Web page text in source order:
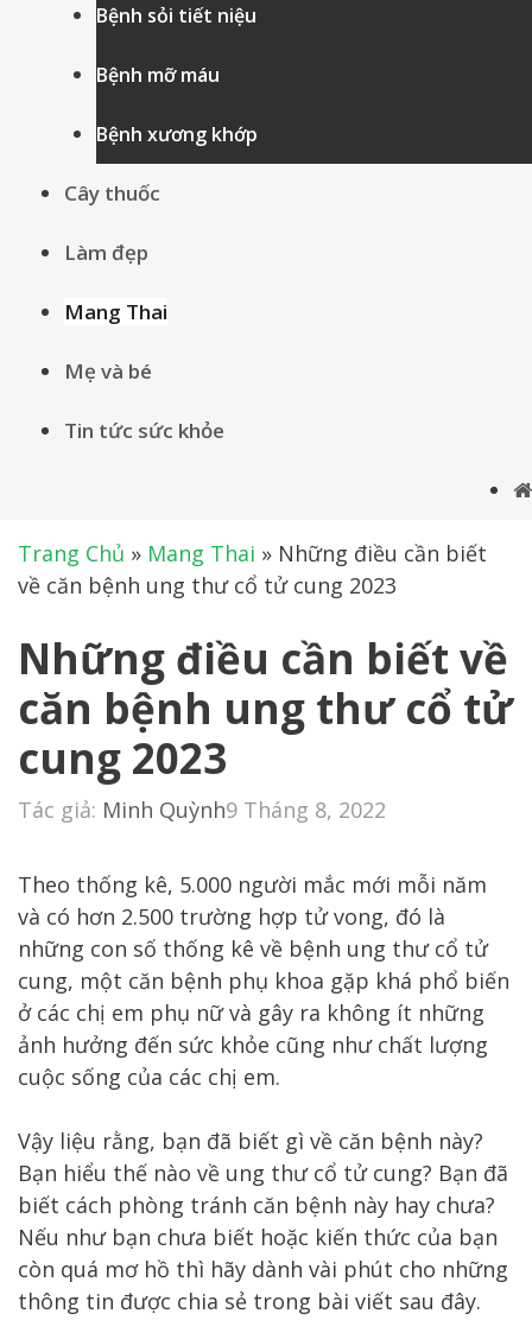
Bệnh sỏi tiết niệu
Bệnh mỡ máu
Bệnh xương khớp
Cây thuốc
Làm đẹp
Mang Thai
Mẹ và bé
Tin tức sức khỏe
Trang Chủ » Mang Thai » Những điều cần biết
về căn bệnh ung thư cổ tử cung 2023
Những điều cần biết về
căn bệnh ung thư cổ tử
cung 2023
Tác giả: Minh Quỳnh9 Tháng 8, 2022
Theo thống kê, 5.000 người mắc mới mỗi năm
và có hơn 2.500 trường hợp tử vong, đó là
những con số thống kê về bệnh ung thư cổ tử
cung, một căn bệnh phụ khoa gặp khá phổ biến
ở các chị em phụ nữ và gây ra không ít những
ảnh hưởng đến sức khỏe cũng như chất lượng
cuộc sống của các chị em.
Vậy liệu rằng, bạn đã biết gì về căn bệnh này?
Bạn hiểu thế nào về ung thư cổ tử cung? Bạn đã
biết cách phòng tránh căn bệnh này hay chưa?
Nếu như bạn chưa biết hoặc kiến thức của bạn
còn quá mơ hồ thì hãy dành vài phút cho những
thông tin được chia sẻ trong bài viết sau đây.